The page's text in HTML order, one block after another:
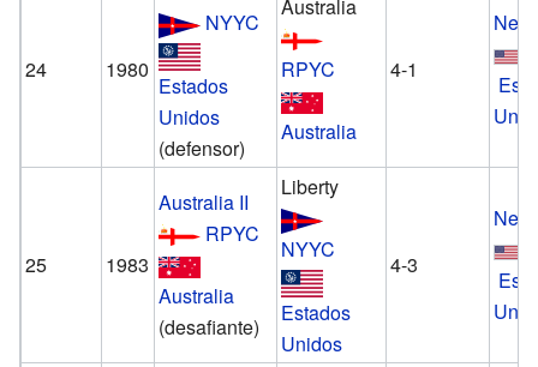
24 1980
NYYC
Estados
Unidos
(defensor)
Australia
RPYC
Australia
4-1
25 1983
Australia II
RPYC
Australia
(desafiante)
Liberty
NYYC
Estados
Unidos
4-3